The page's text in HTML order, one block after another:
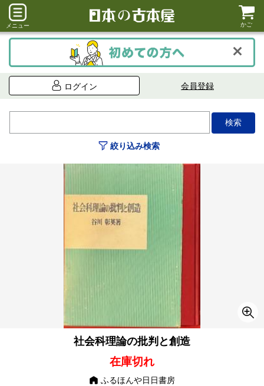
メニュー かご
ログイン 会員登録
絞り込み検索
社会科理論の批判と創造
在庫切れ
ふるほんや日日書房